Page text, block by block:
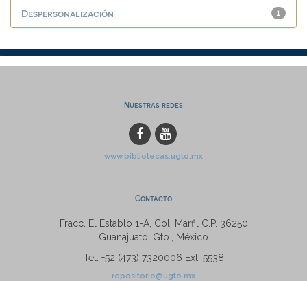
1
Despersonalización
Nuestras redes
www.bibliotecas.ugto.mx
Contacto
Fracc. El Establo 1-A, Col. Marfil C.P. 36250
Guanajuato, Gto., México
Tel: +52 (473) 7320006 Ext. 5538
repositorio@ugto.mx